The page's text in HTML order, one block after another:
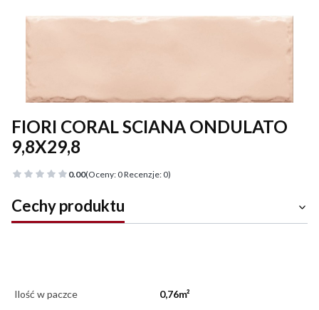
FIORI CORAL SCIANA ONDULATO
9,8X29,8
0.00(Oceny: 0 Recenzje: 0)
Cechy produktu
Ilość w paczce 0,76m²